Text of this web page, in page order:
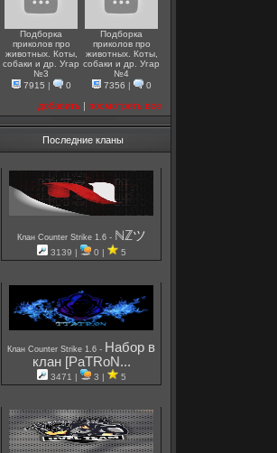
Подборка
приколов про
животных. Коты,
собаки и др. Угар
№3
7915 | 0
Подборка
приколов про
животных. Коты,
собаки и др. Угар
№4
7356 | 0
добавить | посмотреть все
Последние кланы
Клан Counter Strike 1.6 - ℕℤツ
3139 | 0 | 5
Клан Counter Strike 1.6 - Набор в
клан [PaTRoN...
3471 | 3 | 5